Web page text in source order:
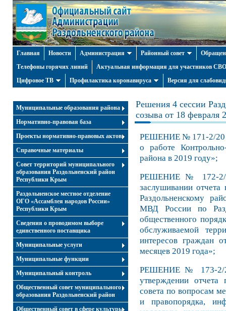
Главная Новости Администрация Районный совет
Телефоны горячих линий
Актуальная информация для участников СВО
Цифровое ТВ
Профилактика коронавируса Версия для
Муниципальные образования района
Нормативно-правовая база
Проекты нормативно-правовых актов
Справочные материалы
Совет территорий муниципального
образования Раздольненский район
Республики Крым
Раздольненское местное отделение
ОГО «Ассамблея народов России»
Республики Крым
Cведения о проводимом выборе
единственного поставщика
Муниципальные услуги
Муниципальные функции
Муниципальный контроль
Общественный совет муниципального
образования Раздольненский район
Общественный совет в сфере культуры
Решения 4 сессии
созыва от 18 февраля
РЕШЕНИЕ № 171-2/20
о работе
района в 2019 году»;
РЕШЕНИЕ № 172-2/
заслушивании
Раздольненскому
МВД России по
общественного
обслуживаемой
интересов граждан
месяцев 2019 года»;
РЕШЕНИЕ № 173-2/
утверждении отчета
совета по вопросам
и правопорядка,